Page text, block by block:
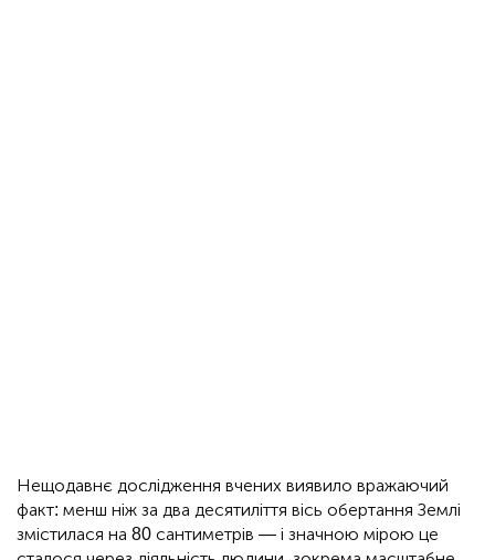
Нещодавнє дослідження вчених виявило вражаючий
факт: менш ніж за два десятиліття вісь обертання Землі
змістилася на 80 сантиметрів — і значною мірою це